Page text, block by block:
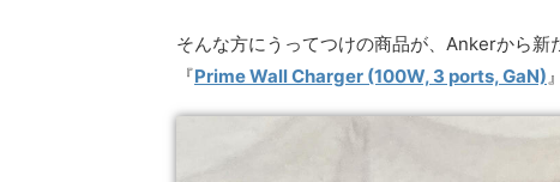
そんな方にうってつけの商品が、Ankerから
『Prime Wall Charger (100W, 3 ports, GaN)